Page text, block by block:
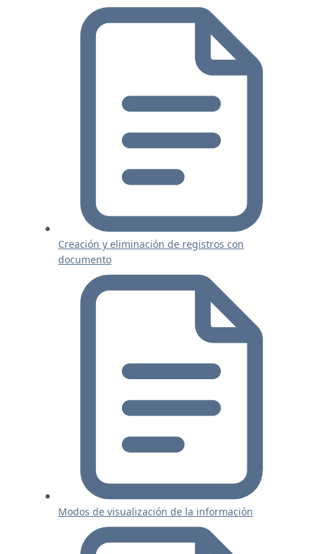
Creación y eliminación de registros con
documento
Modos de visualización de la información